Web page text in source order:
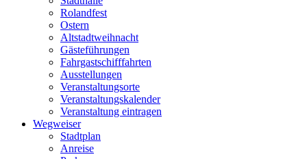
Rolandfest
Ostern
Altstadtweihnacht
Gästeführungen
Fahrgastschifffahrten
Ausstellungen
Veranstaltungsorte
Veranstaltungskalender
Veranstaltung eintragen
Wegweiser
Stadtplan
Anreise